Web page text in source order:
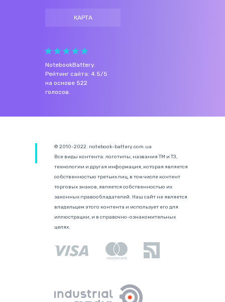
КАРТА
NotebookBattery.
Рейтинг сайта: 4.5/5
на основе 522
голосов.
© 2010-2022. notebook-battery.com.ua
Все виды контента: логотипы, названия ТМ и ТЗ,
технологии и другая информация, которая является
собственностью третьих лиц, в том числе контент
торговых знаков, является собственностью их
законных правообладателей. Наш сайт не является
владельцем этого контента и использует его для
иллюстрации, и в справочно-ознакомительных
целях.